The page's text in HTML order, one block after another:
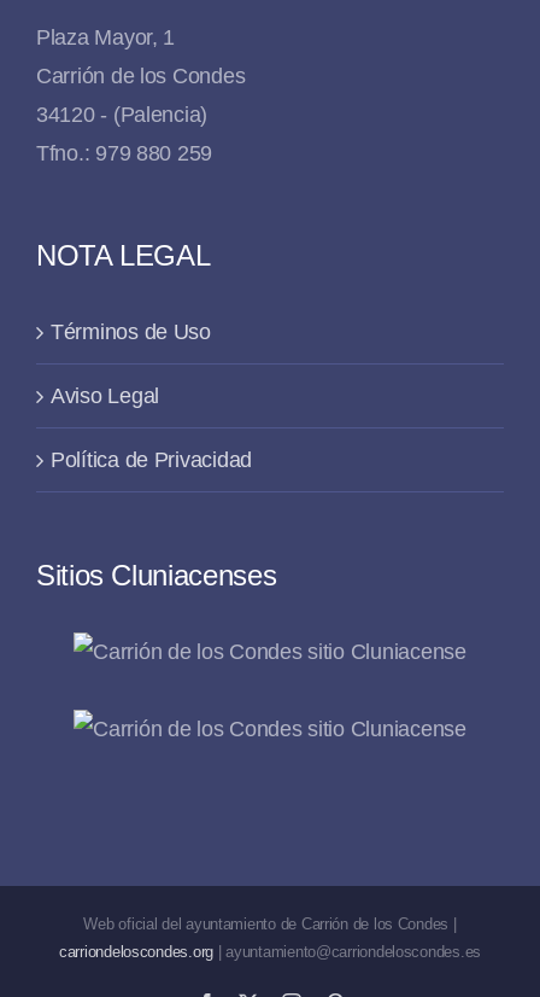
Plaza Mayor, 1
Carrión de los Condes
34120 - (Palencia)
Tfno.: 979 880 259
NOTA LEGAL
Términos de Uso
Aviso Legal
Política de Privacidad
Sitios Cluniacenses
Web oficial del ayuntamiento de Carrión de los Condes |
carriondeloscondes.org | ayuntamiento@carriondeloscondes.es